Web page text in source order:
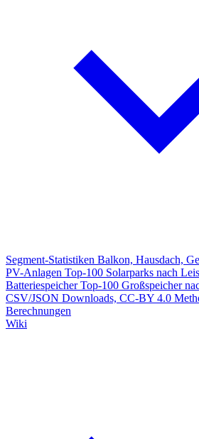
Segment-Statistiken Balkon, Hausdach,
PV-Anlagen Top-100 Solarparks nach
Batteriespeicher Top-100 Großspeicher
CSV/JSON Downloads, CC-BY 4.0
Berechnungen
Wiki